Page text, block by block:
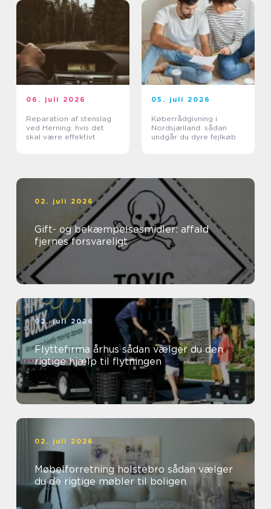
06. juli 2026
Reparation af stenslag
ved Herning: hvis det
skal være effektivt
05. juli 2026
Køberrådgivning i
Nordsjælland: sådan
undgår du dyre fejlkøb
02. juli 2026
Gift- og bekæmpelsesmidler: affald
fjernes forsvareligt
02. juli 2026
Flyttefirma århus sådan vælger du den
rigtige hjælp til flytningen
02. juli 2026
Møbelforretning holstebro sådan vælger
du de rigtige møbler til boligen